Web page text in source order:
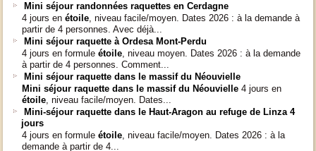
Mini séjour randonnées raquettes en Cerdagne
4 jours enétoile, niveau facile/moyen. Dates 2026 : à la demande à
partir de 4 personnes. Avec déjà...
Mini séjour raquette à Ordesa Mont-Perdu
4 jours en formuleétoile, niveau moyen. Dates 2026 : à la demande
à partir de 4 personnes. Comment...
Mini séjour raquette dans le massif du Néouvielle
Mini séjour raquette dans le massif du Néouvielle 4 jours en
étoile, niveau facile/moyen. Dates...
Mini-séjour raquette dans le Haut-Aragon au refuge de Linza 4
jours
4 jours en formuleétoile, niveau facile/moyen. Dates 2026 : à la
demande à partir de 4...